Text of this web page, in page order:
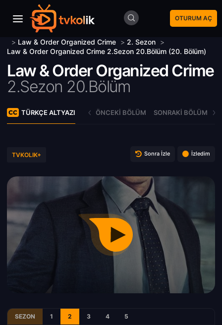
OTURUM AÇ
> Law & Order Organized Crime > 2. Sezon >
Law & Order Organized Crime 2.Sezon 20.Bölüm (20. Bölüm)
Law & Order Organized Crime
2.Sezon 20.Bölüm
TÜRKÇE ALTYAZI ÖNCEKI BÖLÜM SONRAKI BÖLÜM
TVKOLIK+ Sonra İzle İzledim
SEZON 1 2 3 4 5